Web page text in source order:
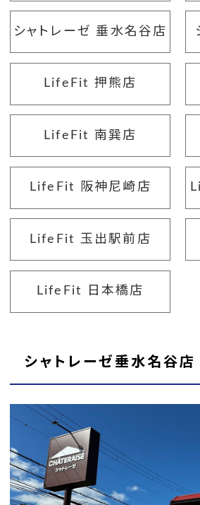
シャトレーゼ 垂水名谷店
LifeFit 押熊店
LifeFit 南巽店
LifeFit 阪神尼崎店
LifeFit 玉出駅前店
LifeFit 日本橋店
シャトレーゼ垂水名谷